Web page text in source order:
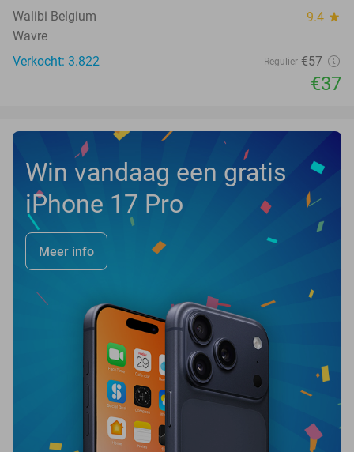
Walibi Belgium 9.4 star
Wavre
Verkocht: 3.822
Regulier €57
€37
Win vandaag een gratis
iPhone 17 Pro
Meer info